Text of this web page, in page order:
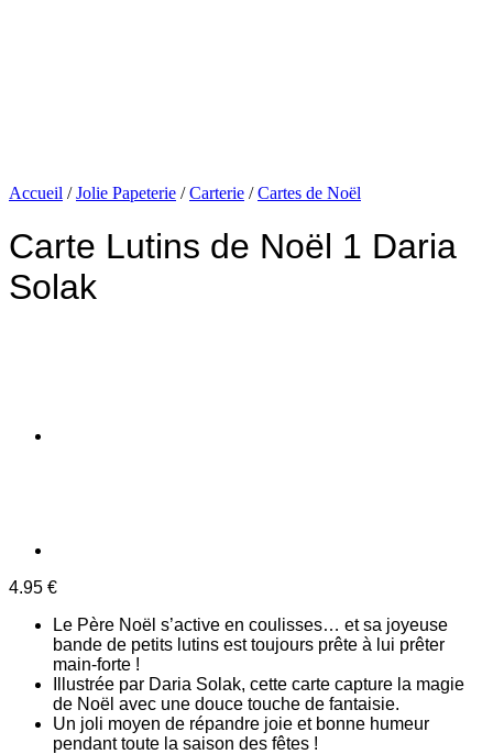
Accueil / Jolie Papeterie / Carterie / Cartes de Noël
Carte Lutins de Noël 1 Daria
Solak
4.95 €
Le Père Noël s’active en coulisses… et sa joyeuse
bande de petits lutins est toujours prête à lui prêter
main-forte !
Illustrée par Daria Solak, cette carte capture la magie
de Noël avec une douce touche de fantaisie.
Un joli moyen de répandre joie et bonne humeur
pendant toute la saison des fêtes !